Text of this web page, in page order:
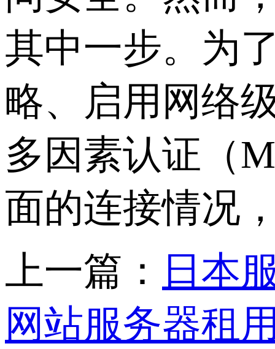
其中一步。为
略、启用网络
多因素认证（
面的连接情况
上一篇： 日本
网站服务器租